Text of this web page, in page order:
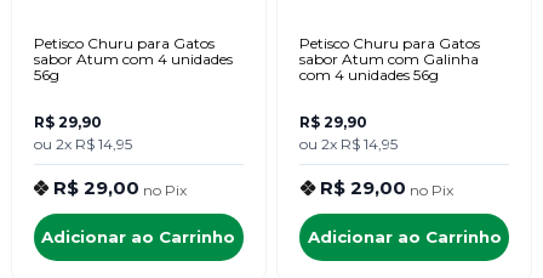
Petisco Churu para Gatos
sabor Atum com 4 unidades
56g
R$ 29,90
ou 2x R$ 14,95
R$ 29,00 no Pix
Adicionar ao Carrinho
Petisco Churu para Gatos
sabor Atum com Galinha
com 4 unidades 56g
R$ 29,90
ou 2x R$ 14,95
R$ 29,00 no Pix
Adicionar ao Carrinho